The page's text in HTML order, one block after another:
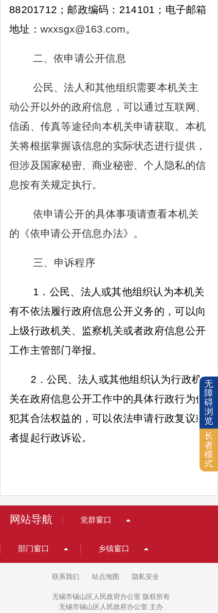
88201712 ；邮政编码： 214101 ；电子邮箱
地址： wxxsgx@163.com。
二、依申请公开信息
公民、法人和其他组织需要本机关主
动公开以外的政府信息，可以通过互联网、
信函、传真等途径向本机关申请获取。本机
关将根据掌握该信息的实际状态进行提供，
但涉及国家秘密、商业秘密、个人隐私的信
息按有关规定执行。
依申请公开的具体事项请查看本机关
的《依申请公开信息办法》。
三、申诉程序
1 ．公民、法人或其他组织认为本机关
有不依法履行政府信息公开义务的，可以向
上级行政机关、监察机关或者政府信息公开
工作主管部门举报。
2 ．公民、法人或其他组织认为行政机
关在政府信息公开工作中的具体行政行为侵
犯其合法权益的，可以依法申请行政复议或
者提起行政诉讼。
网站导航 党群窗口
部门窗口 乡镇窗口
联系我们 站点地图 隐私安全
无锡市锡山区人民政府办公室 版权所有
无锡市锡山区人民政府办公室 主办
无
障
碍
浏
览
长
者
模
式